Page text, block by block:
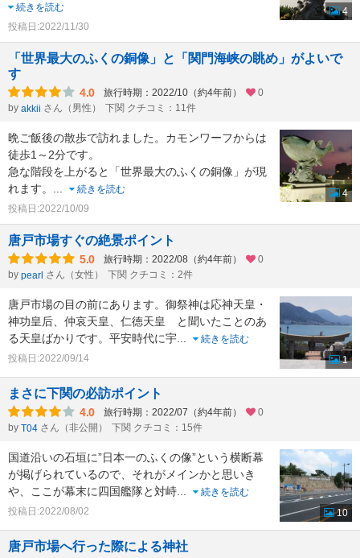
続きを読む
投稿日:2022/11/30
4
「世界最大のふくの銅像」と「関門海峡の眺め」がよいで
す
4.0 旅行時期：2022/10（約4年前）
0
by akkii さん（男性） 下関 クチコミ：11件
晩ご飯後の散歩で訪れました。カモンワーフからは
徒歩1～2分です。
急な階段を上がると「世界最大のふくの銅像」が現
れます。
続きを読む
投稿日:2022/10/09
4
唐戸市場すぐの絶景ポイント
5.0 旅行時期：2022/08（約4年前）
0
by pearl さん（女性） 下関 クチコミ：2件
唐戸市場の目の前にあります。御祭神は応神天皇・
神功皇后、仲哀天皇、仁徳天皇 と聞いたことのあ
る天皇ばかりです。平安時代に宇
続きを読む
投稿日:2022/09/14
1
まさに下関の必訪ポイント
4.0 旅行時期：2022/07（約4年前）
0
by T04 さん（非公開） 下関 クチコミ：15件
国道沿いの石垣に”日本一のふくの像”という横断幕
が掲げられているので、それがメインかと思いき
や、ここが幕末に四国艦隊と対峙
続きを読む
投稿日:2022/08/02
10
唐戸市場へ行った際による神社